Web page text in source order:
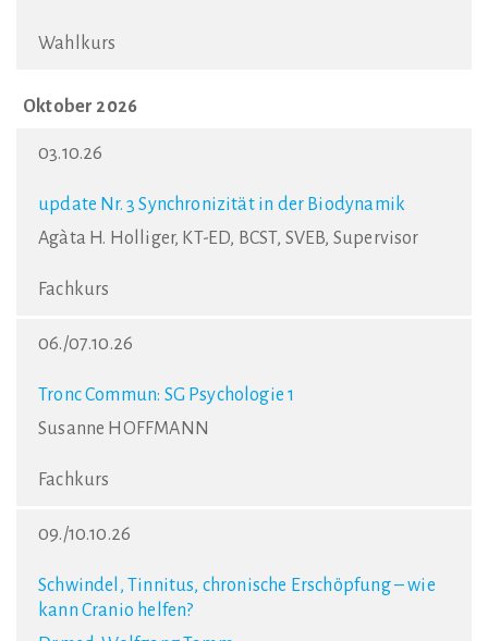
Wahlkurs
Oktober 2026
03.10.26
update Nr. 3 Synchronizität in der Biodynamik
Agàta H. Holliger, KT-ED, BCST, SVEB, Supervisor
Fachkurs
06./07.10.26
Tronc Commun: SG Psychologie 1
Susanne HOFFMANN
Fachkurs
09./10.10.26
Schwindel, Tinnitus, chronische Erschöpfung – wie
kann Cranio helfen?